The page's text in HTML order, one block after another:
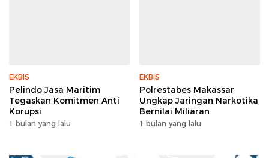
EKBIS
Pelindo Jasa Maritim
Tegaskan Komitmen Anti
Korupsi
1 bulan yang lalu
EKBIS
Polrestabes Makassar
Ungkap Jaringan Narkotika
Bernilai Miliaran
1 bulan yang lalu